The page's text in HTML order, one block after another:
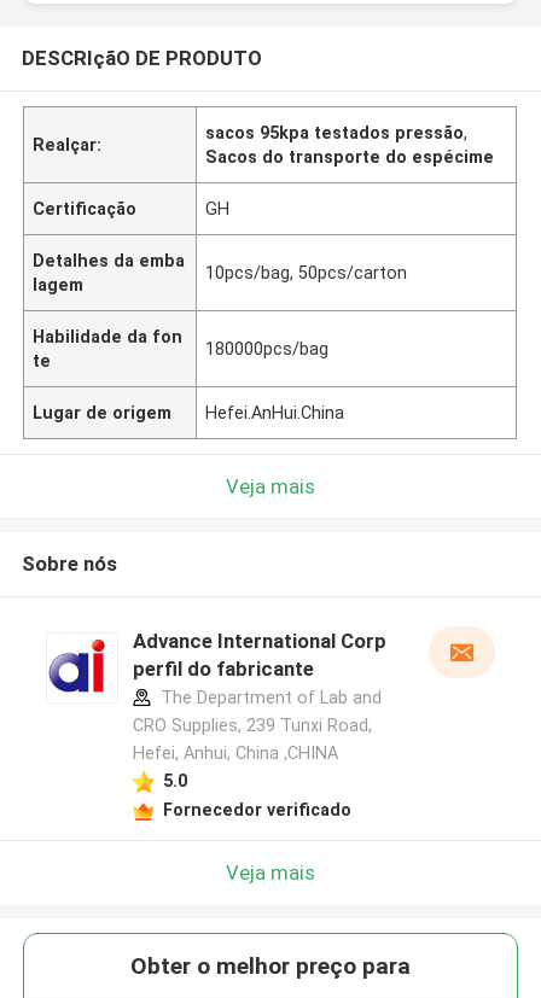
DESCRIçãO DE PRODUTO
Realçar:
sacos 95kpa testados pressão,
Sacos do transporte do espécime
Certificação GH
Detalhes da emba
lagem
10pcs/bag, 50pcs/carton
Habilidade da fon
te
180000pcs/bag
Lugar de origem Hefei.AnHui.China
Veja mais
Sobre nós
Advance International Corp
perfil do fabricante
The Department of Lab and
CRO Supplies, 239 Tunxi Road,
Hefei, Anhui, China ,CHINA
5.0
Fornecedor verificado
Veja mais
Obter o melhor preço para